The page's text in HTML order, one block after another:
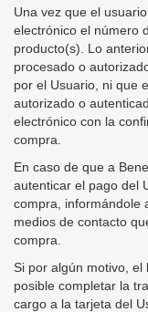
Una vez que el
electrónico el número
producto(s). Lo
procesado o
por el Usuario, ni que
autorizado o
electrónico con la
compra.
En caso de que a
autenticar el pago del
compra, informándole
medios de contacto
compra.
Si por algún motivo,
posible completar la
cargo a la tarjeta del